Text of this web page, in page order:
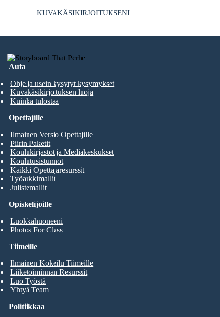
KUVAKÄSIKIRJOITUKSENI
Auta
Ohje ja usein kysytyt kysymykset
Kuvakäsikirjoituksen luoja
Kuinka tulostaa
Opiskelijoille
Luokkahuoneeni
Photos For Class
Opettajille
Ilmainen Versio Opettajille
Piirin Paketit
Koulukirjastot ja Mediakeskukset
Koulutusistunnot
Kaikki Opettajaresurssit
Työarkkimallit
Julistemallit
Tiimeille
Ilmainen Kokeilu Tiimeille
Liiketoiminnan Resurssit
Luo Työstä
Yhtyä Team
Politiikkaa